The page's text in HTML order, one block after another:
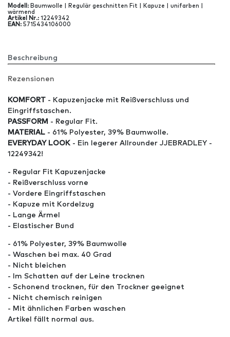
Modell : Baumwolle | Regulär geschnitten Fit | Kapuze | unifarben |
wärmend
Artikel Nr.: 12249342
EAN : 5715434106000
Beschreibung
Rezensionen
KOMFORT - Kapuzenjacke mit Reißverschluss und
Eingriffstaschen.
PASSFORM - Regular Fit.
MATERIAL - 61% Polyester, 39% Baumwolle.
EVERYDAY LOOK - Ein legerer Allrounder JJEBRADLEY -
12249342!
- Regular Fit Kapuzenjacke
- Reißverschluss vorne
- Vordere Eingriffstaschen
- Kapuze mit Kordelzug
- Lange Ärmel
- Elastischer Bund
- 61% Polyester, 39% Baumwolle
- Waschen bei max. 40 Grad
- Nicht bleichen
- Im Schatten auf der Leine trocknen
- Schonend trocknen, für den Trockner geeignet
- Nicht chemisch reinigen
- Mit ähnlichen Farben waschen
Artikel fällt normal aus.